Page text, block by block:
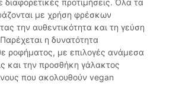
διαφορετικές προτιμήσεις. Όλα τα
με χρήση φρέσκων
την αυθεντικότητα και τη γεύση
η δυνατότητα
ροφήματος, με επιλογές ανάμεσα
και την προσθήκη γάλακτος
που ακολουθούν vegan